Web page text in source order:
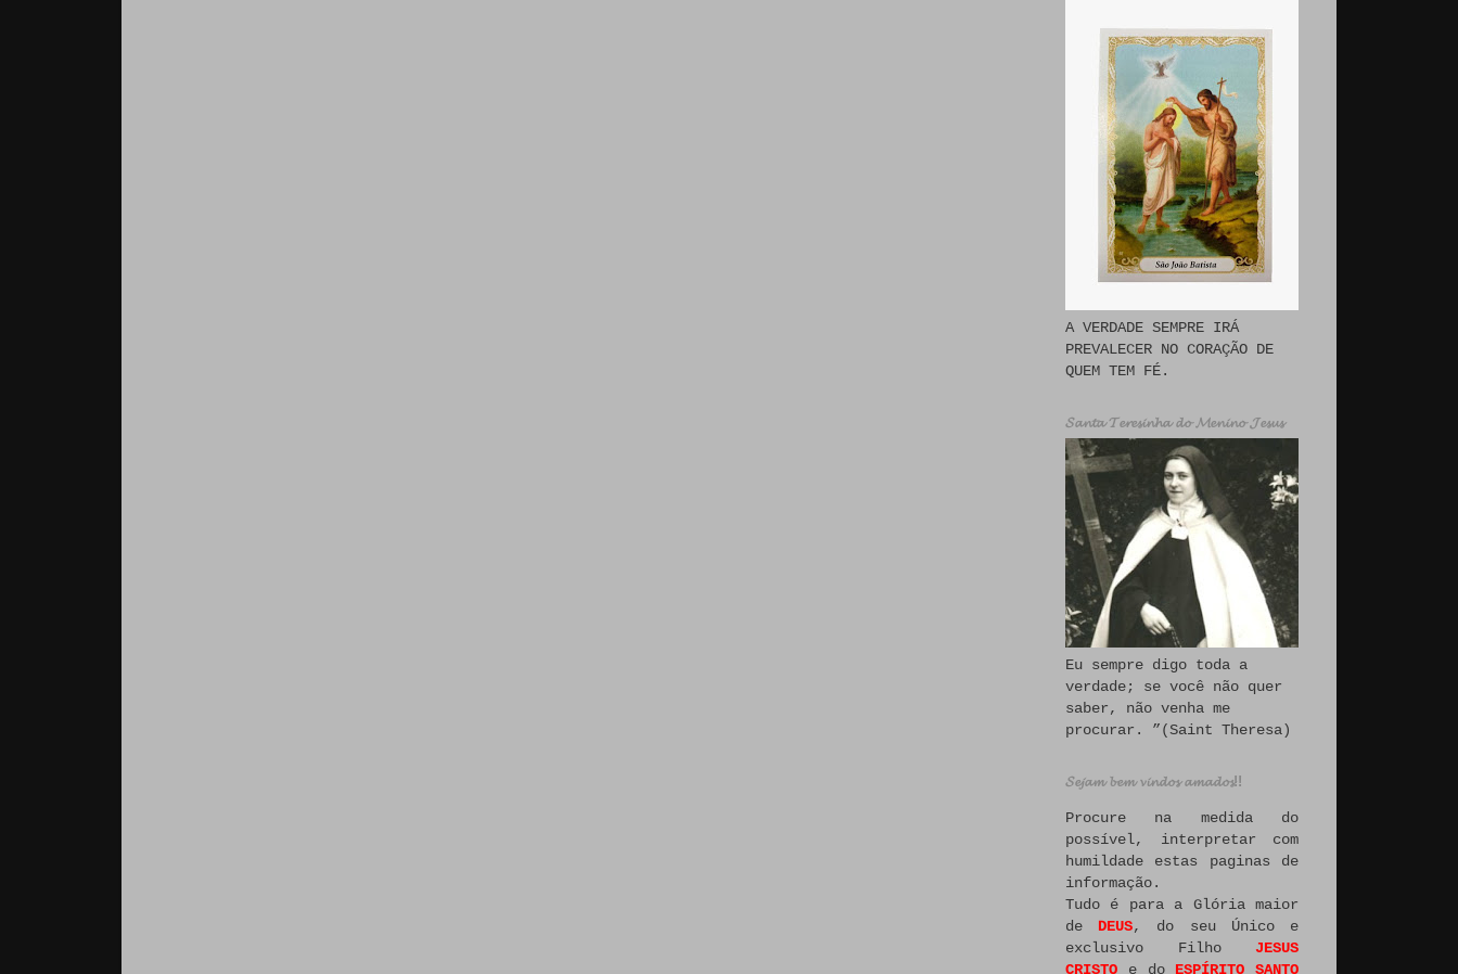
A VERDADE SEMPRE IRÁ
PREVALECER NO CORAÇÃO DE
QUEM TEM FÉ.
𝓢𝓪𝓷𝓽𝓪 𝓣𝓮𝓻𝓮𝓼𝓲𝓷𝓱𝓪 𝓭𝓸 𝓜𝓮𝓷𝓲𝓷𝓸 𝓙𝓮𝓼𝓾𝓼
Eu sempre digo toda a
verdade; se você não quer
saber, não venha me
procurar. ”(Saint Theresa)
𝓢𝓮𝓳𝓪𝓶 𝓫𝓮𝓶 𝓿𝓲𝓷𝓭𝓸𝓼 𝓪𝓶𝓪𝓭𝓸𝓼!!
Procure na medida do
possível, interpretar com
humildade estas paginas de
informação.
Tudo é para a Glória maior
de DEUS, do seu Único e
exclusivo Filho JESUS
CRISTO e do ESPÍRITO SANTO